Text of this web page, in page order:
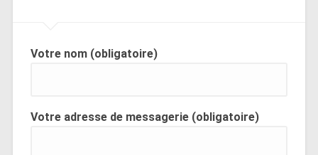
Votre nom (obligatoire)
Votre adresse de messagerie (obligatoire)